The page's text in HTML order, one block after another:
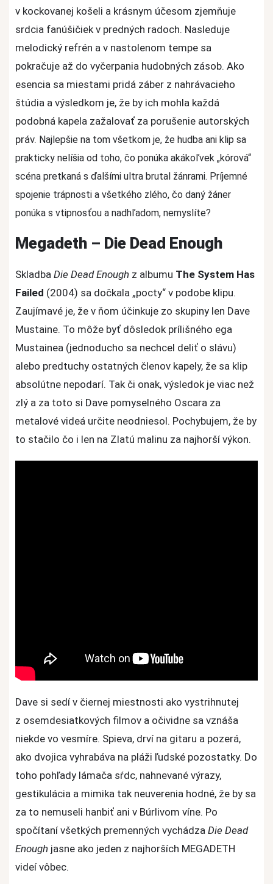
v kockovanej košeli a krásnym účesom zjemňuje
srdcia fanúšičiek v predných radoch. Nasleduje
melodický refrén a v nastolenom tempe sa
pokračuje až do vyčerpania hudobných zásob. Ako
esencia sa miestami pridá záber z nahrávacieho
štúdia a výsledkom je, že by ich mohla každá
podobná kapela zažalovať za porušenie autorských
práv. Najlepšie na tom všetkom je, že hudba ani klip sa
prakticky nelíšia od toho, čo ponúka akákoľvek „kórová“
scéna pretkaná s ďalšími ultra brutal žánrami. Príjemné
spojenie trápnosti a všetkého zlého, čo daný žáner
ponúka s vtipnosťou a nadhľadom, nemyslíte?
Megadeth – Die Dead Enough
Skladba Die Dead Enough z albumu The System Has
Failed (2004) sa dočkala „pocty“ v podobe klipu.
Zaujímavé je, že v ňom účinkuje zo skupiny len Dave
Mustaine. To môže byť dôsledok prílišného ega
Mustainea (jednoducho sa nechcel deliť o slávu)
alebo predtuchy ostatných členov kapely, že sa klip
absolútne nepodarí. Tak či onak, výsledok je viac než
zlý a za toto si Dave pomyselného Oscara za
metalové videá určite neodniesol. Pochybujem, že by
to stačilo čo i len na Zlatú malinu za najhorší výkon.
Dave si sedí v čiernej miestnosti ako vystrihnutej
z osemdesiatkových filmov a očividne sa vznáša
niekde vo vesmíre. Spieva, drví na gitaru a pozerá,
ako dvojica vyhrabáva na pláži ľudské pozostatky. Do
toho pohľady lámača sŕdc, nahnevané výrazy,
gestikulácia a mimika tak neuverenia hodné, že by sa
za to nemuseli hanbiť ani v Búrlivom víne. Po
spočítaní všetkých premenných vychádza Die Dead
Enough jasne ako jeden z najhorších MEGADETH
videí vôbec.